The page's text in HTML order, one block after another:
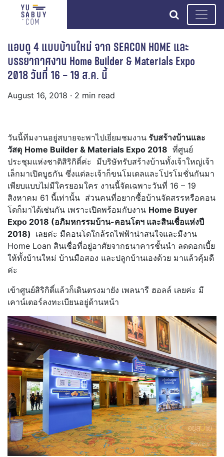
search
แอบดู 4 แบบบ้านใหม่ จาก SEACON HOME และ
บรรยากาศงาน Home Builder & Materials Expo
2018 วันที่ 16 – 19 ส.ค. นี้
August 16, 2018 · 2 min read
วันนี้ทีมงานอยู่สบายจะพาไปเยี่ยมชมงาน รับสร้างบ้านและ
วัสดุ Home Builder & Materials Expo 2018 ที่ศูนย์
ประชุมแห่งชาติสิริกิติ์ค่ะ มีบริษัทรับสร้างบ้านทั้งเจ้าใหญ่เจ้า
เล็กมาเปิดบูธกัน ซึ่งแต่ละเจ้าก็ขนโมเดลและโปรโมชั่นกันมา
เพียบแบบไม่มีใครยอมใคร งานนี้จัดเฉพาะวันที่ 16 – 19
สิงหาคม 61 นี้เท่านั้น ส่วนคนที่อยากซื้อบ้านจัดสรรหรือคอน
โดก็มาได้เช่นกัน เพราะเปิดพร้อมกับงาน Home Buyer
Expo 2018 (อภิมหกรรมบ้าน-คอนโดฯ และสินเชื่อแห่งปี
2018) เลยค่ะ มีคอนโดใกล้รถไฟฟ้าน่าสนใจและมีงาน
Home Loan สินเชื่อที่อยู่อาศัยจากธนาคารชั้นนำ ลดดอกเบี้ย
ให้ทั้งบ้านใหม่ บ้านมือสอง และปลูกบ้านเองด้วย มาแล้วคุ้มดี
ค่ะ
เข้าศูนย์สิริกิติ์แล้วก็เดินตรงมายัง เพลนารี ฮอลล์ เลยค่ะ มี
เคาน์เตอร์ลงทะเบียนอยู่ด้านหน้า